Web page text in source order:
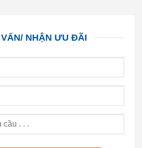
NHẬN ƯU ĐÃI